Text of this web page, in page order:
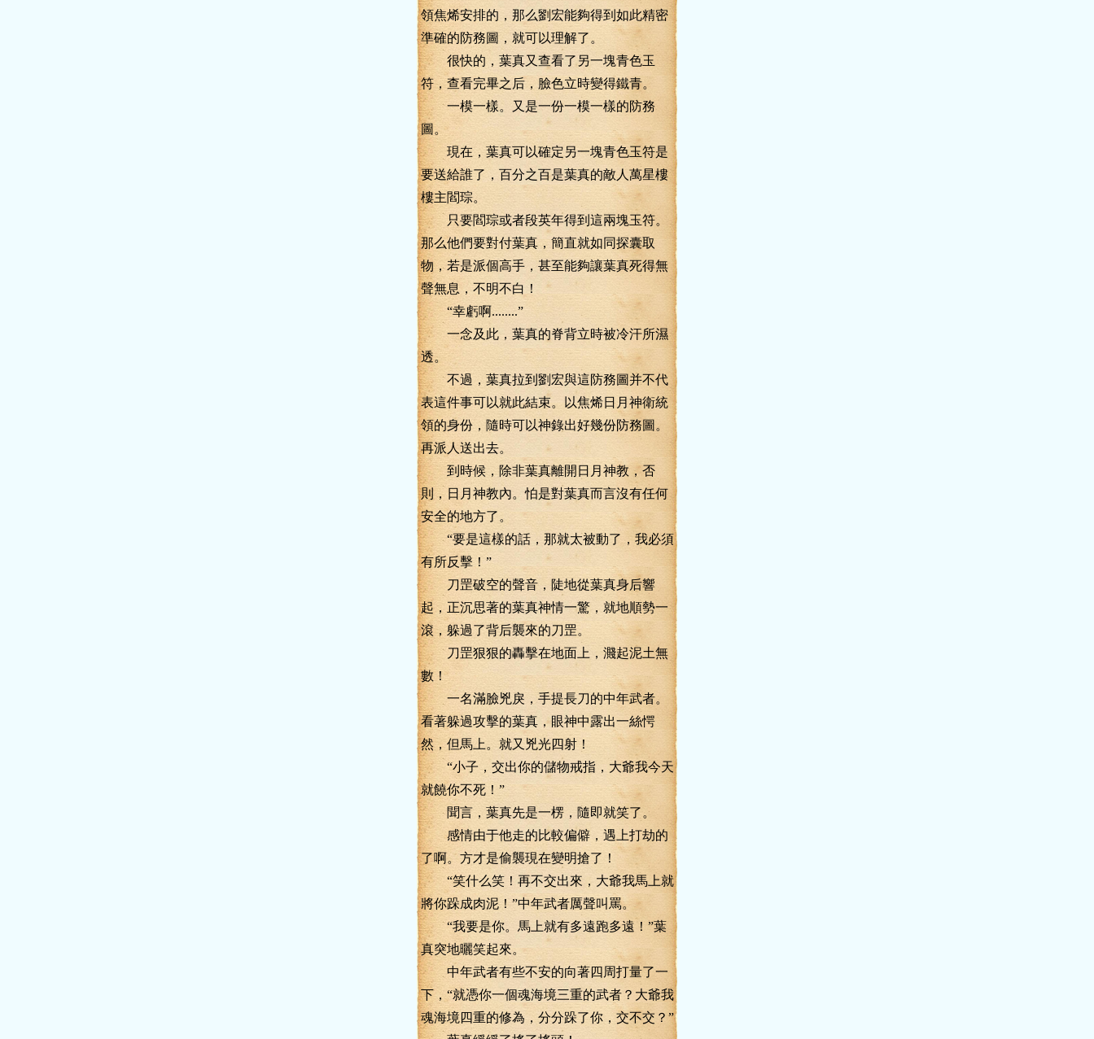
領焦烯安排的，那么劉宏能夠得到如此精密
準確的防務圖，就可以理解了。
很快的，葉真又查看了另一塊青色玉
符，查看完畢之后，臉色立時變得鐵青。
一模一樣。又是一份一模一樣的防務
圖。
現在，葉真可以確定另一塊青色玉符是
要送給誰了，百分之百是葉真的敵人萬星樓
樓主閻琮。
只要閻琮或者段英年得到這兩塊玉符。
那么他們要對付葉真，簡直就如同探囊取
物，若是派個高手，甚至能夠讓葉真死得無
聲無息，不明不白！
“幸虧啊........”
一念及此，葉真的脊背立時被冷汗所濕
透。
不過，葉真拉到劉宏與這防務圖并不代
表這件事可以就此結束。以焦烯日月神衛統
領的身份，隨時可以神錄出好幾份防務圖。
再派人送出去。
到時候，除非葉真離開日月神教，否
則，日月神教內。怕是對葉真而言沒有任何
安全的地方了。
“要是這樣的話，那就太被動了，我必須
有所反擊！”
刀罡破空的聲音，陡地從葉真身后響
起，正沉思著的葉真神情一驚，就地順勢一
滾，躲過了背后襲來的刀罡。
刀罡狠狠的轟擊在地面上，濺起泥土無
數！
一名滿臉兇戾，手提長刀的中年武者。
看著躲過攻擊的葉真，眼神中露出一絲愕
然，但馬上。就又兇光四射！
“小子，交出你的儲物戒指，大爺我今天
就饒你不死！”
聞言，葉真先是一楞，隨即就笑了。
感情由于他走的比較偏僻，遇上打劫的
了啊。方才是偷襲現在變明搶了！
“笑什么笑！再不交出來，大爺我馬上就
將你跺成肉泥！”中年武者厲聲叫罵。
“我要是你。馬上就有多遠跑多遠！”葉
真突地曬笑起來。
中年武者有些不安的向著四周打量了一
下，“就憑你一個魂海境三重的武者？大爺我
魂海境四重的修為，分分跺了你，交不交？”